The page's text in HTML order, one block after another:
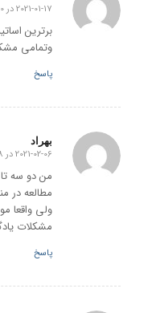
گفته:
2021-01-17 در 08:10
برترین
وتمامی
پاسخ
بهراد
گفته:
2021-02-06 در 05:38
من دو سه
مطالعه در
ولی واقعا
مشکلات
پاسخ